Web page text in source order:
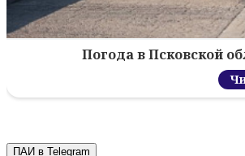
Погода в Псковской
ПАИ в Telegram